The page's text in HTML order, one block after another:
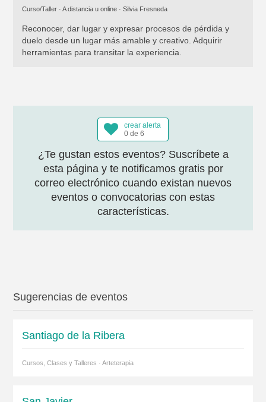
Curso/Taller · A distancia u online · Silvia Fresneda
Reconocer, dar lugar y expresar procesos de pérdida y
duelo desde un lugar más amable y creativo. Adquirir
herramientas para transitar la experiencia.
crear alerta
0 de 6
¿Te gustan estos eventos? Suscríbete a
esta página y te notificamos gratis por
correo electrónico cuando existan nuevos
eventos o convocatorias con estas
características.
Sugerencias de eventos
Santiago de la Ribera
Cursos, Clases y Talleres · Arteterapia